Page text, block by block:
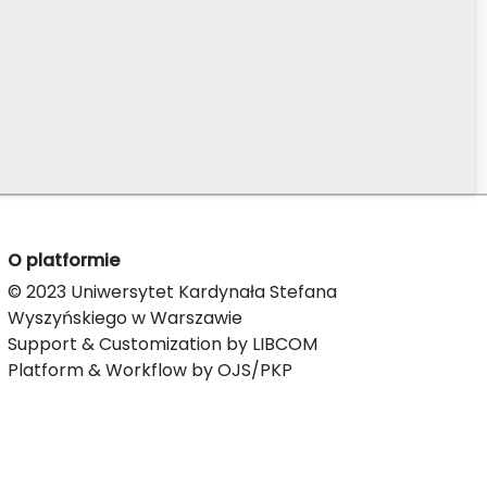
O platformie
© 2023 Uniwersytet Kardynała Stefana
Wyszyńskiego w Warszawie
Support & Customization by LIBCOM
Platform & Workflow by OJS/PKP